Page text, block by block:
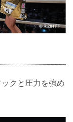
クと圧力を強め